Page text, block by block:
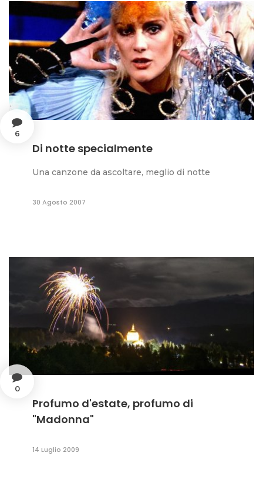
6
Di notte specialmente
Una canzone da ascoltare, meglio di notte
30 Agosto 2007
0
Profumo d'estate, profumo di
"Madonna"
14 Luglio 2009